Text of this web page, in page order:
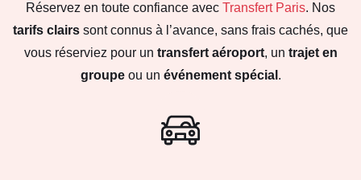
Réservez en toute confiance avec Transfert Paris. Nos
tarifs clairs sont connus à l’avance, sans frais cachés, que
vous réserviez pour un transfert aéroport, un trajet en
groupeou un événement spécial .